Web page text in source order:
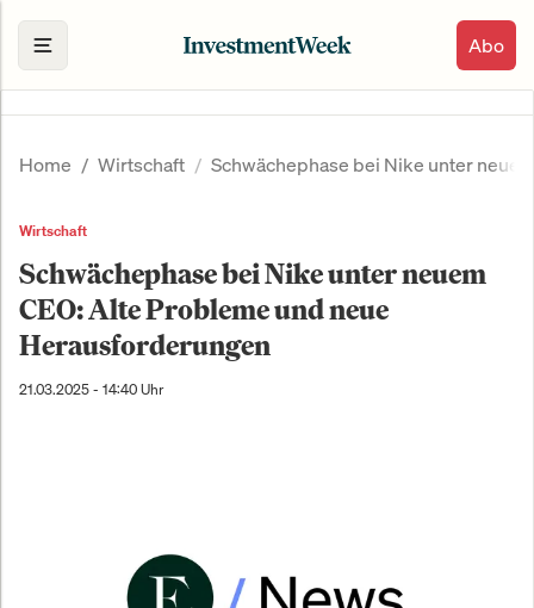
Abo
Home Wirtschaft Schwächephase bei Nike unter
Wirtschaft
Schwächephase bei Nike unter neuem
CEO: Alte Probleme und neue
Herausforderungen
21.03.2025 - 14:40 Uhr